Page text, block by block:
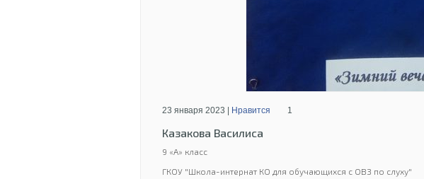
23 января 2023 | Нравится 1
Казакова Василиса
9 «А» класс
ГКОУ "Школа-интернат КО для обучающихся с ОВЗ по слуху"